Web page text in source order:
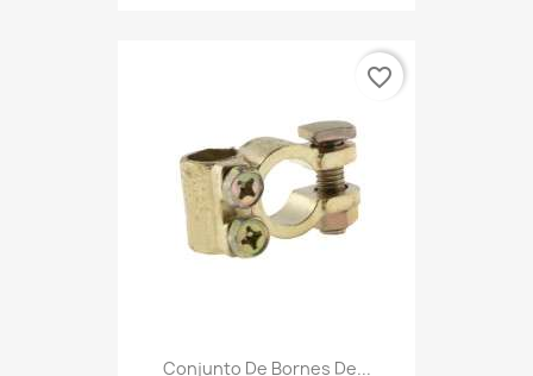
Conjunto De Bornes De...
favorite_border